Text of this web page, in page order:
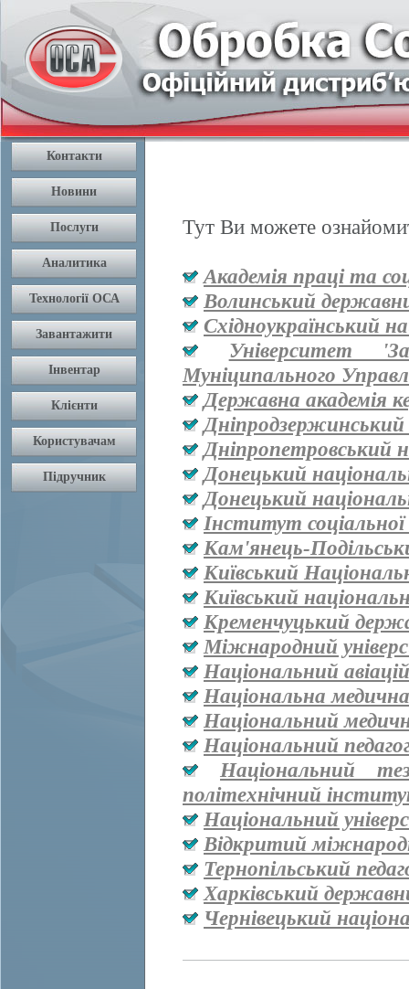
Тут Ви можете
Академія праці та
Волинський
Східноукраїнський
Університет
Муніципального
Державна академія
Дніпропетровський
Донецький
Донецький
Інститут
Кам'янець-
Київський
Київський
Кременчуцький
Міжнародний
Національний
Національна медична
Національний
Національний
Національний
політехнічний
Національний
Відкритий
Тернопільський
Харківський
Чернівецький